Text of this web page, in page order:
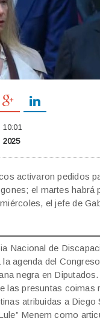
10:01
2025
activaron pedidos
el martes habrá
el jefe de
Nacional de
agenda del
negra en
las presuntas coimas
atribuidas a Diego
Menem como